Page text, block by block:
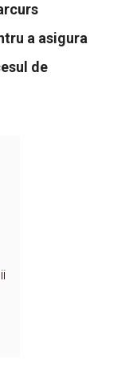
a asigura
de